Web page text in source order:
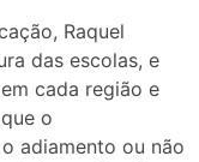
Raquel
das escolas, e
cada região e
o
adiamento ou não